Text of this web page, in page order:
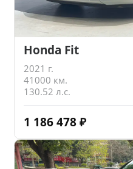
Honda Fit
2021 г.
41000 км.
130.52 л.с.
1 186 478 ₽